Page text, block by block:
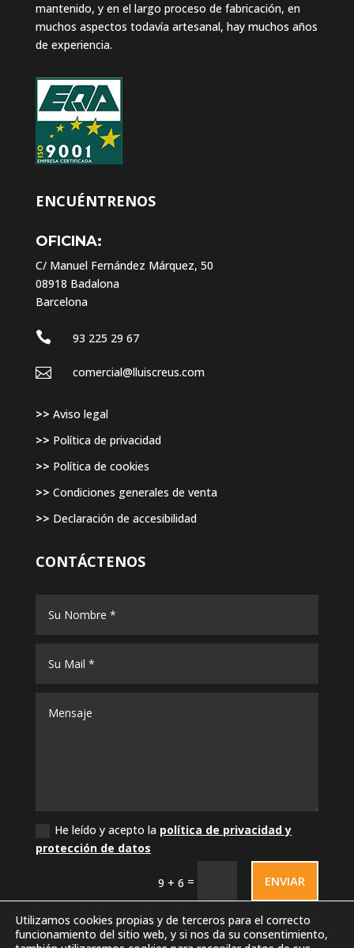
mantenido, y en el largo proceso de fabricación, en
muchos aspectos todavía artesanal, hay muchos años
de experiencia.
ENCUÉNTRENOS
OFICINA:
C/ Manuel Fernández Márquez, 50
08918 Badalona
Barcelona
 93 225 29 67
 comercial@lluiscreus.com
>> Aviso legal
>> Política de privacidad
>> Política de cookies
>> Condiciones generales de venta
>> Declaración de accesibilidad
CONTÁCTENOS
He leído y acepto la política de privacidad y
protección de datos
9 + 6 = ENVIAR
Utilizamos cookies propias y de terceros para el correcto
funcionamiento del sitio web, y si nos da su consentimiento,